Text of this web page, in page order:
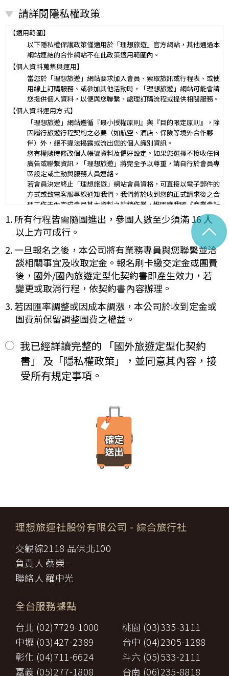
營業所：
甲乙雙方同意就本旅遊事項，依下列約定辦理。
第一條（國外旅遊之意義）
本契約所謂國外旅遊，係指到中華民國疆域以外其他國家或地區旅
遊。
赴中國大陸旅行者，準用本旅遊契約之約定。
第二條（適用之範圍及順序）
甲乙雙方關於本旅遊之權利義務，依本契約條款之約定定之；本契約
中未約定者，適用中華民國有關法令之規定。
第三條（旅遊團名稱、旅遊行程及廣告責任）
本旅遊團名稱為____________________
一、 旅遊地區（國家、城市或觀光地點）：________
二、
行程（啟程出發地點、回程之終止地點、日期、交通工具、住
宿旅館、餐飲、遊覽、安排購物行程及其所附隨之服務說
明）：_________
與本契約有關之附件、廣告、宣傳文件、行程表或說明會之說明內容
均視為本契約內容之一部分。乙方應確保廣告內容之真實，對甲方所
負之義務不得低於廣告之內容。
第一項記載得以所刊登之廣告、宣傳文件、行程表或說明會之說明內
未記載第一項內容或記載之內容與刊登廣告、宣傳文件、行程表或說
明會之說明記載不符者，以最有利於甲方之內容為準。
第四條（集合及出發時地）
甲方應於民國_____年_____月_____日_____時_____分於
__________準時集合出發。甲方未準時到約定地點集合致未能出
發，亦未能中途加入旅遊者，視為甲方任意解除契約，乙方得依第十
三條之約定，行使損害賠償請求權。
第五條（旅遊費用及付款方式）
旅遊費用：______________________
除雙方有特別約定者外，甲方應依下列約定繳付：
一、
簽訂本契約時，甲方應以_______(現金、信用卡、轉帳、支票
二、
其餘款項以_______ (現金、信用卡、轉帳、支票等方式)於出發
前三日或說明會時繳清。
前項之特別約定，除經雙方同意並增訂其他協議事項於本契約第三十
七條，乙方不得以任何名義要求增加旅遊費用。
第六條（旅客怠於給付旅遊費用之效力）
之費用，依第十三條約定辦理；乙方如有其他損害，並得請求賠償。
旅遊需甲方之行為始能完成，而甲方不為其行為者，乙方得定相當期
限，催告甲方為之。甲方逾期不為其行為者，乙方得終止契約，並得
請求賠償因契約終止而生之損害。
旅遊開始後，乙方依前項規定終止契約時，甲方得請求乙方墊付費用
甲方依第五條約定繳納之旅遊費用，除雙方依第三十七條另有約定以
一、
代辦證件之行政規費：乙方代理甲方辦理出國所需之手續費及
二、交通運輸費：旅程所需各種交通運輸之費用。
餐飲費：旅程中所列應由乙方安排之餐飲費用。
四、
住宿費：旅程中所列住宿及旅館之費用，如甲方需要單人房，
經乙方同意安排者，甲方應補繳所需差額。
六、
用。
七、 送費用及團體行李接送人員之小費，行李數量之重量依航空公
司規定辦理。
八、 稅捐：各地機場服務稅捐及團體餐宿稅捐。
九、 服務費：領隊及其他乙方為甲方安排服務人員之報酬。
十、 保險費：責任保險及履約保證保險。
請詳閱隱私權政策
【適用範圍】
以下隱私權保護政策僅適用於「理想旅遊」官方網站，其他通過本
網站連結的合作網站不在此政策適用範圍內。
【個人資料蒐集與運用】
當您於「理想旅遊」網站要求加入會員、索取旅訊或行程表、或使
用線上訂購服務、或參加其他活動時，「理想旅遊」網站可能會請
您提供個人資料，以便與您聯繫、處理訂購流程或提供相關服務。
【個人資料運用方式】
「理想旅遊」網站遵循『最小授權原則』與『目的限定原則』，除
因履行旅遊行程契約之必要（如航空、酒店、保險等境外合作夥
伴）外，絕不違法揭露或流出您的個人識別資訊。
您有權隨時修改個人帳號資料及偏好設定。如果您選擇不接收任何
廣告或聯繫資訊，「理想旅遊」將完全予以尊重，請自行於會員專
區設定或主動與服務人員連絡。
若會員決定終止「理想旅遊」網站會員資格，可直接以電子郵件的
方式或致電客服專線通知我們，我們將於收到您的正式請求後之合
理工作天內完成會員基本資料之註銷作業，惟因應我國《商業會計
法》及《稅捐稽徵法》之法定保存年限要求，相關交易憑證與帳務
紀錄將於法定保存期限屆滿後自動進行安全銷毀，不在此限。自終
止「理想旅遊」網站會員身份之日起（以本站系統發出之確認電子
郵件為準），您將即刻喪失所有本服務所提供之尊榮優惠及權益。
【Cookies 的運用政策】
為提供個人化的服務，本資訊網會使用 Cookies 技術來儲存並在
某些時候追蹤使用者的資料。本網站使用 Cookies 大多僅基於輔
助作用，例如儲存您偏好的特定種類資料，或儲存相關密碼以方便
您上網至本行網站時不必每次再輸入密碼…等。
※ Cookies 是網站伺服器用來和使用者瀏覽器進行溝通的一種技術，
它可能在使用者的電腦中儲存某些資訊，大部分 Cookies 的有效
定，取消或限制此項功能。
「理想旅遊」網站自動接收並紀錄您瀏覽或查詢時所產生的相關記
錄，這是系統本身所自行記錄的行為，記錄包括您使用連線設備的
IP 位址、使用時間、使用的瀏覽器、瀏覽及點選資料紀錄…等。這
些系統自動記錄的資料無法直接辨識個人身份，僅用於分析網站流
當您經由「理想旅遊」網站交易平台進行線上報名，為瞭解您購買
產品或服務的類別與數量，以及付款人、收受貨款資料，「理想旅
遊」網站將會以線上或離線方式，蒐集您主動提供所購買產品或服
務內容（如品名、數量、金額等）、付款人資料（如姓名、電子郵
件、地址、郵遞區號、電話、生日、性別、職業和個人興趣等）、
收貨人資料（如姓名、電話、地址、郵遞區號等）、付款資料（如
GlobalTrust SSL 網站伺服器數位憑證機制，您的訂單在線上交易
理（即表示您傳送的資料正經過 SSL 保密機制的防護中，就算中
【隱私權保護政策修訂】
「理想旅遊」網站保有修訂本政策之權利。當「理想旅遊」網站在
使用個人資料的規定上作出大修改時，會在網頁上張貼告示，通知
您相關事項。
尊重智慧財產權為全民應盡義務，「理想旅遊」網站所有程式、網
產權，任何人不得逕自使用、修改、重製、公開播送、改作、散
布、發行、公開發表、進行還原工程、解編或反向組譯。若需引用
或轉載，請事先依法取得「理想旅遊」或相關權利人之書面同意。
【我們對保護您隱私權的承諾】
為確保您的個人資料安全，我們傳遞所有隱私權與安全準則予「理
1. 所有行程皆需隨團進出，參團人數至少須滿 16 人
以上方可成行。
2. 一旦報名之後，本公司將有業務專員與您聯繫並洽
談相關事宜及收取定金。報名刷卡繳交定金或團費
後，國外/國內旅遊定型化契約書即產生效力，若
變更或取消行程，依契約書內容辦理。
3. 若因匯率調整或因成本調漲，本公司於收到定金或
團費前保留調整團費之權益。
我已經詳讀完整的 「國外旅遊定型化契約
書」 及「隱私權政策」，並同意其內容，接
受所有規定事項。
理想旅運社股份有限公司 - 綜合旅行社
交觀綜2118 品保北100
負責人 蔡榮一
聯絡人 羅中光
全台服務據點
台北 (02)7729-1000
桃園 (03)335-3111
中壢 (03)427-2389
台中 (04)2305-1288
彰化 (04)711-6624
斗六 (05)533-2111
嘉義 (05)277-1808
台南 (06)235-8818
^